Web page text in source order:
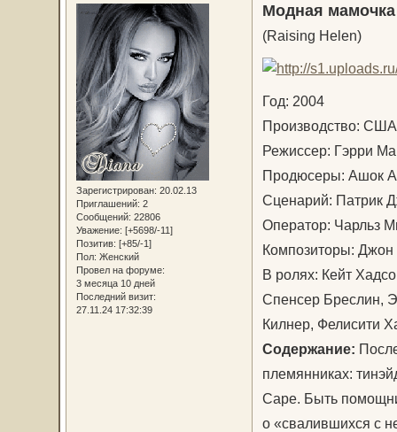
Зарегистрирован: 20.02.13
Приглашений: 2
Сообщений: 22806
Уважение: [+5698/-11]
Позитив: [+85/-1]
Пол: Женский
Провел на форуме:
3 месяца 10 дней
Последний визит:
27.11.24 17:32:39
Модная мамочка
(Raising Helen)
Год: 2004
Производство:
Режиссер: Гэрри
Продюсеры: Ашок
Сценарий: Патрик
Оператор: Чарльз
Композиторы:
В ролях: Кейт
Спенсер Бреслин,
Килнер,
Содержание:
племянниках:
Саре. Быть
о «свалившихся с